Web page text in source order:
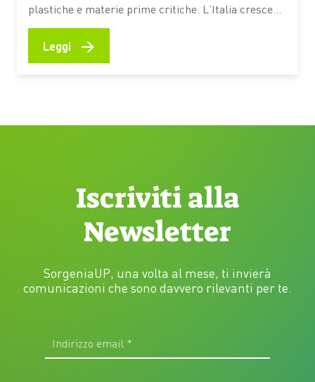
plastiche e materie prime critiche. L’Italia cresce
nella raccolta. Intanto l’Europa prepara nuove
regole per trasformare i RAEE in risorsa strategica:
Leggi →
Iscriviti alla
Newsletter
SorgeniaUP, una volta al mese, ti invierà
comunicazioni che sono davvero rilevanti per te.